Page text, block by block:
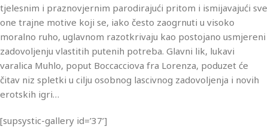
tjelesnim i praznovjernim parodirajući pritom i ismijavajući sve
one trajne motive koji se, iako često zaogrnuti u visoko
moralno ruho, uglavnom razotkrivaju kao postojano usmjereni
zadovoljenju vlastitih putenih potreba. Glavni lik, lukavi
varalica Muhlo, poput Boccacciova fra Lorenza, poduzet će
čitav niz spletki u cilju osobnog lascivnog zadovoljenja i novih
erotskih igri…
[supsystic-gallery id=’37’]